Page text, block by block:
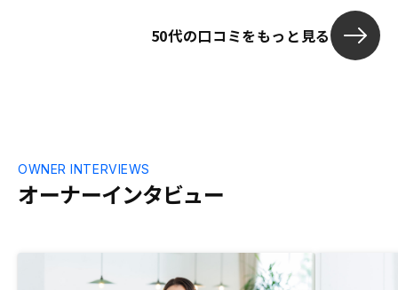
50代の口コミをもっと見る
オーナーインタビュー
OWNER INTERVIEWS